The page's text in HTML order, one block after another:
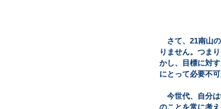
さて、21南山の
りません。つま
かし、目標に対
にとって必要不
今世代、自分は
のことを常に考